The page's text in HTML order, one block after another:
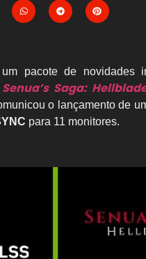
pacote de novidades
Senua’s Saga:
o lançamento de
para 11 monitores.